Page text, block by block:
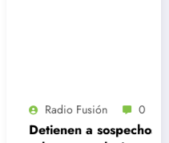
0
por mediático